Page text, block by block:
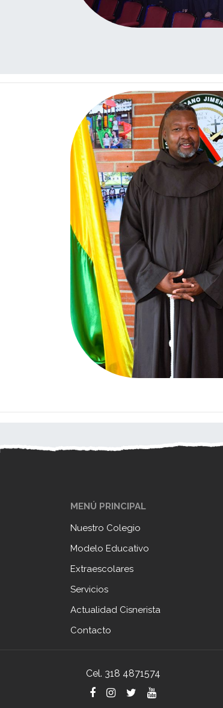
MENÚ PRINCIPAL
Nuestro Colegio
Modelo Educativo
Extraescolares
Servicios
Actualidad Cisnerista
Contacto
Cel. 318 4871574